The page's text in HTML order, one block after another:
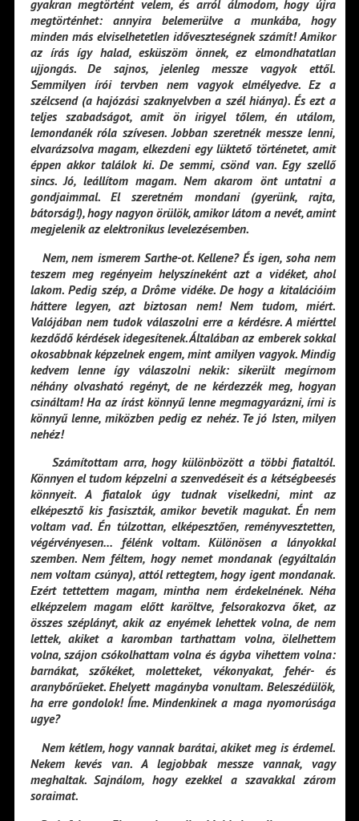
gyakran megtörtént velem, és arról álmodom, hogy újra
megtörténhet: annyira belemerülve a munkába, hogy
minden más elviselhetetlen időveszteségnek számít! Amikor
az írás így halad, esküszöm önnek, ez elmondhatatlan
ujjongás. De sajnos, jelenleg messze vagyok ettől.
Semmilyen írói tervben nem vagyok elmélyedve. Ez a
szélcsend (a hajózási szaknyelvben a szél hiánya). És ezt a
teljes szabadságot, amit ön irigyel tőlem, én utálom,
lemondanék róla szívesen. Jobban szeretnék messze lenni,
elvarázsolva magam, elkezdeni egy lüktető történetet, amit
éppen akkor találok ki. De semmi, csönd van. Egy szellő
sincs. Jó, leállítom magam. Nem akarom önt untatni a
gondjaimmal. El szeretném mondani (gyerünk, rajta,
bátorság!), hogy nagyon örülök, amikor látom a nevét, amint
megjelenik az elektronikus levelezésemben.
Nem, nem ismerem Sarthe-ot. Kellene? És igen, soha nem
teszem meg regényeim helyszíneként azt a vidéket, ahol
lakom. Pedig szép, a Drôme vidéke. De hogy a kitalációim
háttere legyen, azt biztosan nem! Nem tudom, miért.
Valójában nem tudok válaszolni erre a kérdésre. A miérttel
kezdődő kérdések idegesítenek. Általában az emberek sokkal
okosabbnak képzelnek engem, mint amilyen vagyok. Mindig
kedvem lenne így válaszolni nekik: sikerült megírnom
néhány olvasható regényt, de ne kérdezzék meg, hogyan
csináltam! Ha az írást könnyű lenne megmagyarázni, írni is
könnyű lenne, miközben pedig ez nehéz. Te jó Isten, milyen
nehéz!
Számítottam arra, hogy különbözött a többi fiataltól.
Könnyen el tudom képzelni a szenvedéseit és a kétségbeesés
könnyeit. A fiatalok úgy tudnak viselkedni, mint az
elképesztő kis fasiszták, amikor bevetik magukat. Én nem
voltam vad. Én túlzottan, elképesztően, reményvesztetten,
végérvényesen… félénk voltam. Különösen a lányokkal
szemben. Nem féltem, hogy nemet mondanak (egyáltalán
nem voltam csúnya), attól rettegtem, hogy igent mondanak.
Ezért tettettem magam, mintha nem érdekelnének. Néha
elképzelem magam előtt karöltve, felsorakozva őket, az
összes széplányt, akik az enyémek lehettek volna, de nem
lettek, akiket a karomban tarthattam volna, ölelhettem
volna, szájon csókolhattam volna és ágyba vihettem volna:
barnákat, szőkéket, moletteket, vékonyakat, fehér- és
aranybőrűeket. Ehelyett magányba vonultam. Beleszédülök,
ha erre gondolok! Íme. Mindenkinek a maga nyomorúsága
ugye?
Nem kétlem, hogy vannak barátai, akiket meg is érdemel.
Nekem kevés van. A legjobbak messze vannak, vagy
meghaltak. Sajnálom, hogy ezekkel a szavakkal zárom
soraimat.